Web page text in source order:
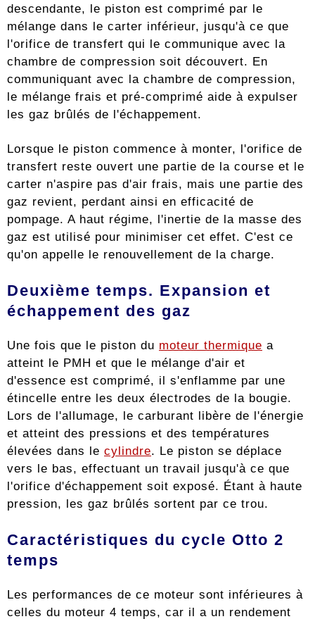
descendante, le piston est comprimé par le
mélange dans le carter inférieur, jusqu'à ce que
l'orifice de transfert qui le communique avec la
chambre de compression soit découvert. En
communiquant avec la chambre de compression,
le mélange frais et pré-comprimé aide à expulser
les gaz brûlés de l'échappement.
Lorsque le piston commence à monter, l'orifice de
transfert reste ouvert une partie de la course et le
carter n'aspire pas d'air frais, mais une partie des
gaz revient, perdant ainsi en efficacité de
pompage. A haut régime, l'inertie de la masse des
gaz est utilisé pour minimiser cet effet. C'est ce
qu'on appelle le renouvellement de la charge.
Deuxième temps. Expansion et
échappement des gaz
Une fois que le piston du moteur thermique a
atteint le PMH et que le mélange d'air et
d'essence est comprimé, il s'enflamme par une
étincelle entre les deux électrodes de la bougie.
Lors de l'allumage, le carburant libère de l'énergie
et atteint des pressions et des températures
élevées dans le cylindre. Le piston se déplace
vers le bas, effectuant un travail jusqu'à ce que
l'orifice d'échappement soit exposé. Étant à haute
pression, les gaz brûlés sortent par ce trou.
Caractéristiques du cycle Otto 2
temps
Les performances de ce moteur sont inférieures à
celles du moteur 4 temps, car il a un rendement